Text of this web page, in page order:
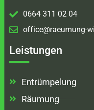
0664 311 02 04
office@raeumung-
Leistungen
Entrümpelung
Räumung